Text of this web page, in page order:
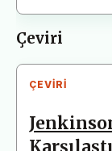
Çeviri
ÇEVIRI